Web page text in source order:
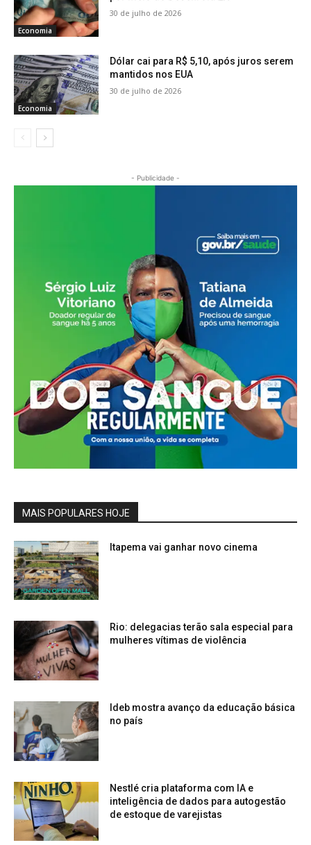
Economia
30 de julho de 2026
Economia
Dólar cai para R$ 5,10, após juros serem
mantidos nos EUA
30 de julho de 2026
- Publicidade -
MAIS POPULARES HOJE
Itapema vai ganhar novo cinema
Rio: delegacias terão sala especial para
mulheres vítimas de violência
Ideb mostra avanço da educação básica
no país
Nestlé cria plataforma com IA e
inteligência de dados para autogestão
de estoque de varejistas